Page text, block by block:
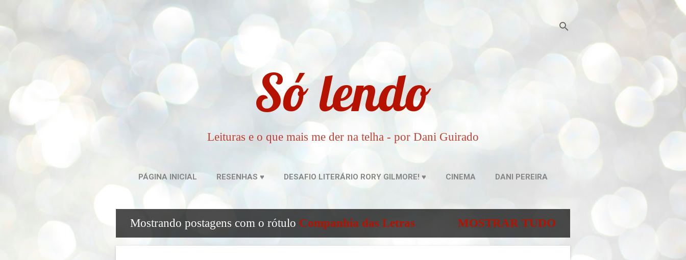
Só lendo
Leituras e o que mais me der na telha - por Dani Guirado
PÁGINA INICIAL RESENHAS ♥ DESAFIO LITERÁRIO RORY GILMORE! ♥ CINEMA DANI PEREIRA
P
Mostrando postagens com o rótulo Companhia das Letras MOSTRAR TUDO